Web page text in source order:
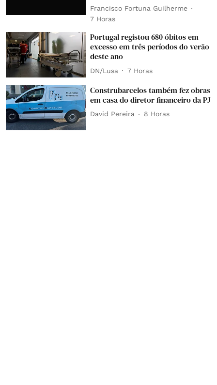
Francisco Fortuna Guilherme
7 Horas
Portugal registou 680 óbitos em
excesso em três períodos do verão
deste ano
DN/Lusa 7 Horas
Construbarcelos também fez obras
em casa do diretor financeiro da PJ
David Pereira 8 Horas